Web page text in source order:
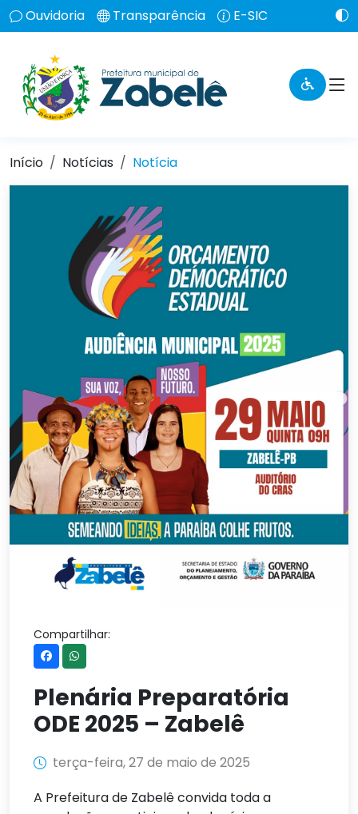
Ouvidoria Transparência E-SIC
Início Notícias Notícia
Compartilhar:
Plenária Preparatória
ODE 2025 – Zabelê
terça-feira, 27 de maio de 2025
A Prefeitura de Zabelê convida toda a